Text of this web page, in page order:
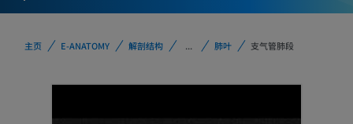
主页 E-ANATOMY 解剖结构 ... 肺叶 支气管肺段